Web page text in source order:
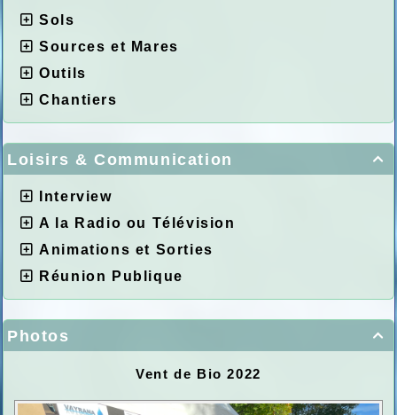
Sols
Sources et Mares
Outils
Chantiers

Loisirs & Communication
Interview
A la Radio ou Télévision
Animations et Sorties
Réunion Publique

Photos
Vent de Bio 2022